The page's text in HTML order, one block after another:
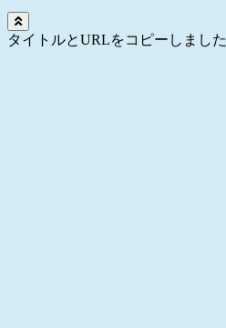
タイトルとURLをコピーしました